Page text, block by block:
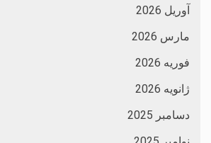
آوریل 2026
مارس 2026
فوریه 2026
ژانویه 2026
دسامبر 2025